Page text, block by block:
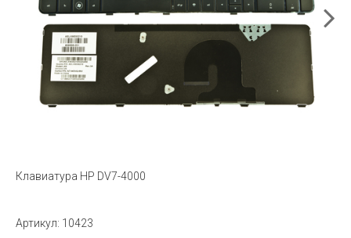
Клавиатура HP DV7-4000
Артикул: 10423